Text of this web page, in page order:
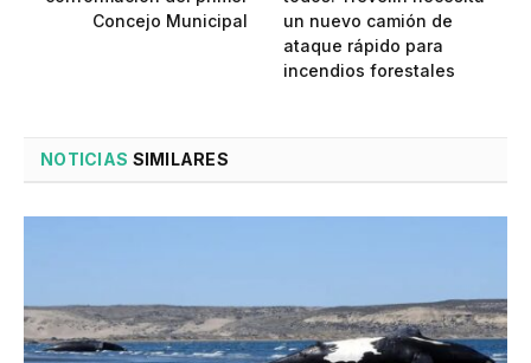
Concejo Municipal
un nuevo camión de
ataque rápido para
incendios forestales
NOTICIAS SIMILARES